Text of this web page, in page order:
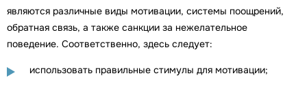
являются различные виды мотивации, системы поощрений,
обратная связь, а также санкции за нежелательное
поведение. Соответственно, здесь следует:
использовать правильные стимулы для мотивации;